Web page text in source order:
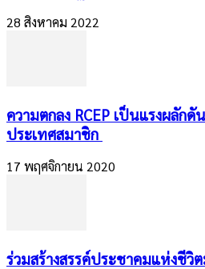
28 สิงหาคม 2022
ความตกลง RCEP เป็นแรงผลัก
ประเทศสมาชิก ​​
17 พฤศจิกายน 2020
ร่วมสร้างสรรค์ประชาคมแห่งชี